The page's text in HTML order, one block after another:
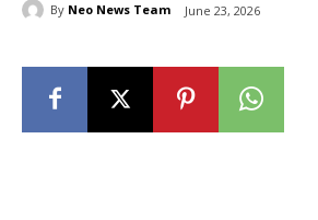
By Neo News Team June 23, 2026